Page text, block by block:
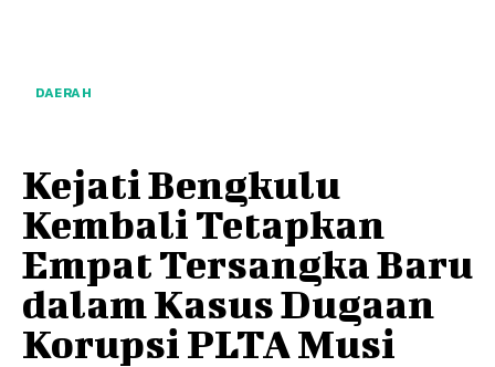
DAERAH
Kejati Bengkulu
Kembali Tetapkan
Empat Tersangka Baru
dalam Kasus Dugaan
Korupsi PLTA Musi